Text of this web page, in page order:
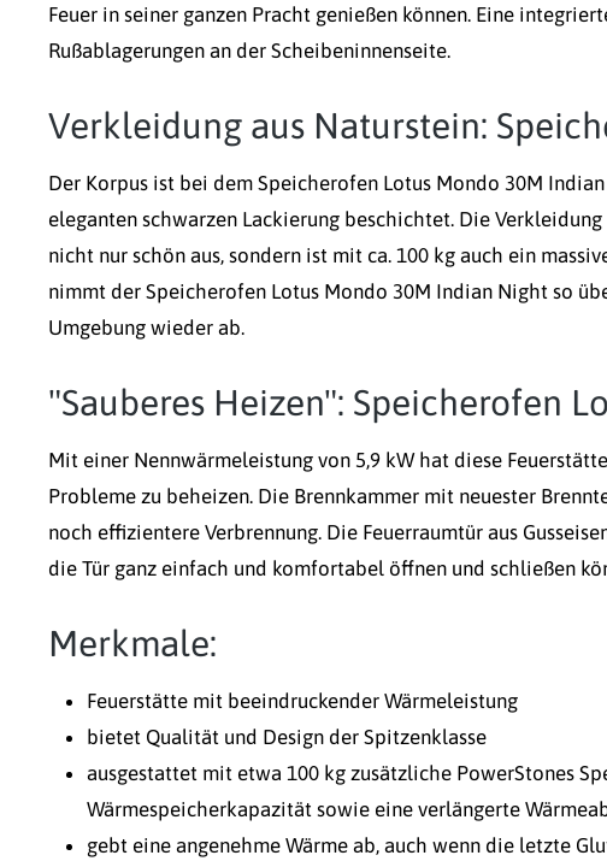
Feuer in seiner ganzen Pracht genießen können. Eine
Rußablagerungen an der Scheibeninnenseite.
Verkleidung aus Naturstein:
Der Korpus ist bei dem Speicherofen Lotus Mondo 30M
eleganten schwarzen Lackierung beschichtet. Die
nicht nur schön aus, sondern ist mit ca. 100 kg auch ein
nimmt der Speicherofen Lotus Mondo 30M Indian Night so
Umgebung wieder ab.
"Sauberes Heizen": Speicherofen
Mit einer Nennwärmeleistung von 5,9 kW hat diese
Probleme zu beheizen. Die Brennkammer mit neuester
noch effizientere Verbrennung. Die Feuerraumtür aus
die Tür ganz einfach und komfortabel öffnen und schließen
Merkmale:
Feuerstätte mit beeindruckender Wärmeleistung
bietet Qualität und Design der Spitzenklasse
ausgestattet mit etwa 100 kg zusätzliche PowerStones
Wärmespeicherkapazität sowie eine verlängerte
gebt eine angenehme Wärme ab, auch wenn die letzte